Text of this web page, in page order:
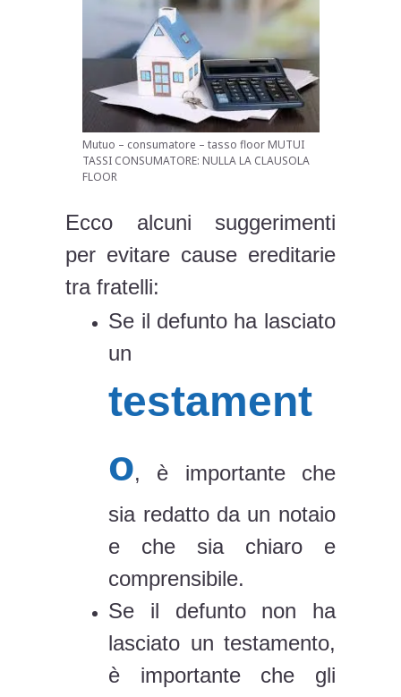
Mutuo – consumatore – tasso floor MUTUI
TASSI CONSUMATORE: NULLA LA CLAUSOLA
FLOOR
Ecco alcuni suggerimenti
per evitare cause ereditarie
tra fratelli:
Se il defunto ha lasciato
un
testament
o, è importante che
sia redatto da un notaio
e che sia chiaro e
comprensibile.
Se il defunto non ha
lasciato un testamento,
è importante che gli